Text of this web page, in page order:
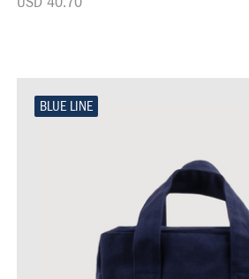
BLUE LINE